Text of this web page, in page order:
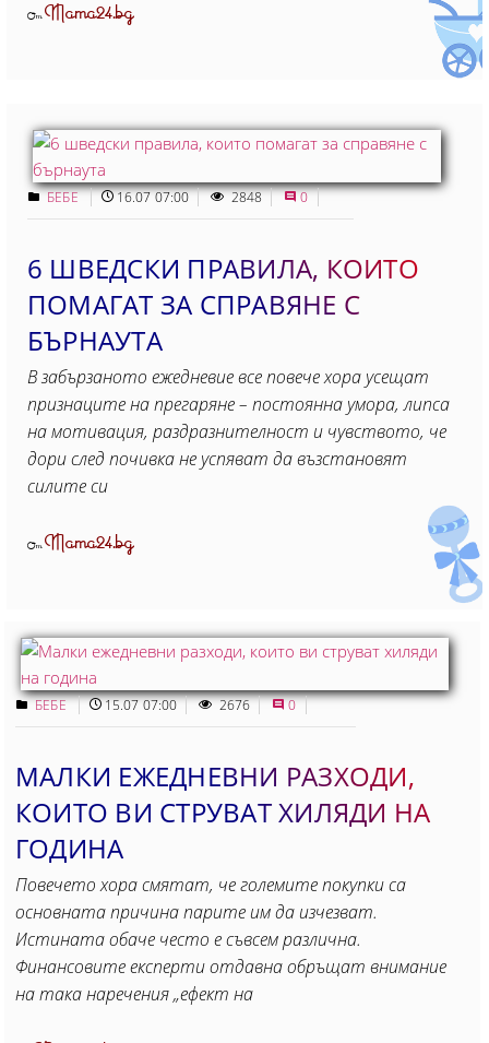
ОтMama24.bg
БЕБЕ 16.07 07:00 2848 0
6 ШВЕДСКИ ПРАВИЛА, КОИТО
ПОМАГАТ ЗА СПРАВЯНЕ С
БЪРНАУТА
В забързаното ежедневие все повече хора усещат
признаците на прегаряне – постоянна умора, липса
на мотивация, раздразнителност и чувството, че
дори след почивка не успяват да възстановят
силите си
ОтMama24.bg
БЕБЕ 15.07 07:00 2676 0
МАЛКИ ЕЖЕДНЕВНИ РАЗХОДИ,
КОИТО ВИ СТРУВАТ ХИЛЯДИ НА
ГОДИНА
Повечето хора смятат, че големите покупки са
основната причина парите им да изчезват.
Истината обаче често е съвсем различна.
Финансовите експерти отдавна обръщат внимание
на така наречения „ефект на